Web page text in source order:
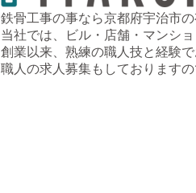
鉄骨工事の事なら京都府宇治市
当社では、ビル・店舗・マンシ
創業以来、熟練の職人技と経験
職人の求人募集もしております